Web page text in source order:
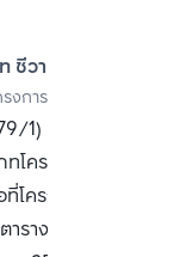
ชีวาทัย จำกัด
น)
งการ
1) แขวง
ครงการ :
ครงการ : 3 ไร่ 3
างเมตร จำนวน